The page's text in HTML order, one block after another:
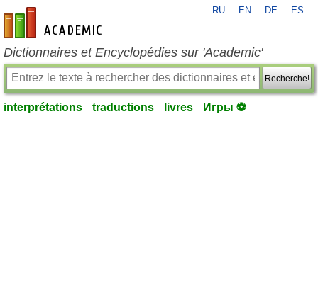
fr-academic.com
RU EN DE ES
Dictionnaires et Encyclopédies sur 'Academic'
Recherche!
interprétations traductions livres Игры ⚽